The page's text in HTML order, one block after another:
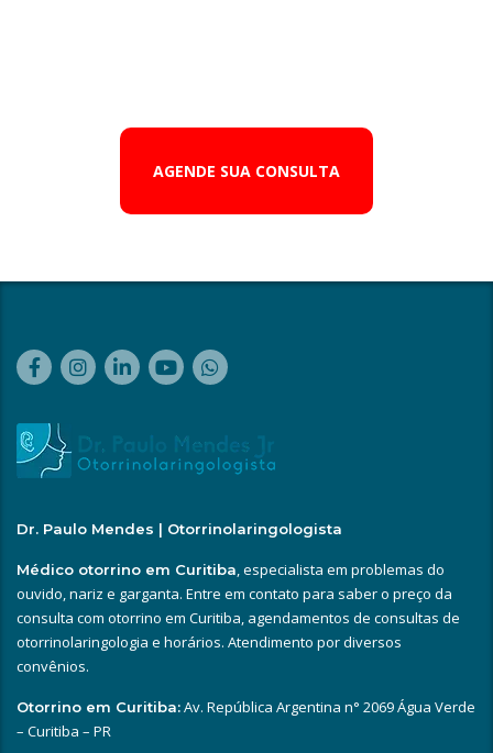
AGENDE SUA CONSULTA
Dr. Paulo Mendes | Otorrinolaringologista
Médico otorrino em Curitiba , especialista em problemas do
ouvido, nariz e garganta. Entre em contato para saber o preço da
consulta com otorrino em Curitiba, agendamentos de consultas de
otorrinolaringologia e horários. Atendimento por diversos
convênios.
Otorrino em Curitiba:Av. República Argentina n° 2069 Água Verde
– Curitiba – PR